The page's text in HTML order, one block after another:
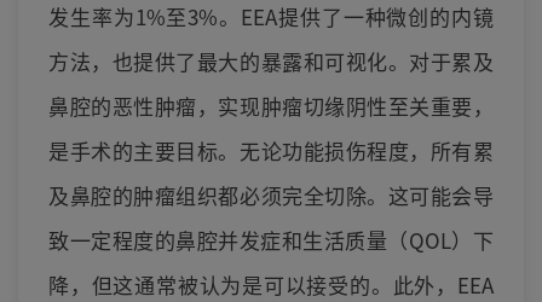
发生率为1%至3%。EEA提供了一种微创的内镜
方法，也提供了最大的暴露和可视化。对于累及
鼻腔的恶性肿瘤，实现肿瘤切缘阴性至关重要，
是手术的主要目标。无论功能损伤程度，所有累
及鼻腔的肿瘤组织都必须完全切除。这可能会导
致一定程度的鼻腔并发症和生活质量（QOL）下
降，但这通常被认为是可以接受的。此外，EEA